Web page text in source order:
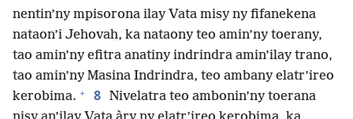
nentin’ny mpisorona ilay Vata misy ny fifanekena
nataon’i Jehovah, ka nataony teo amin’ny toerany,
tao amin’ny efitra anatiny indrindra amin’ilay trano,
tao amin’ny Masina Indrindra, teo ambany elatr’ireo
kerobima. + 8 Nivelatra teo ambonin’ny toerana